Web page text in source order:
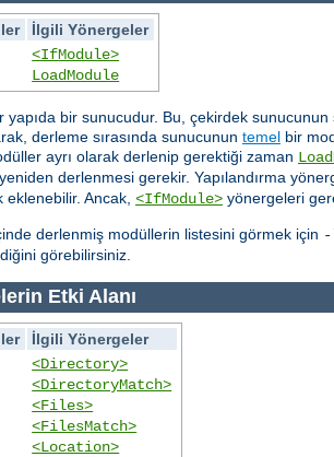
İlgili Yönergeler
<IfModule>
LoadModule
yapıda bir sunucudur. Bu, çekirdek
derleme sırasında sunucunun temel bir
ayrı olarak derlenip gerektiği zaman
derlenmesi gerekir. Yapılandırma
eklenebilir. Ancak, <IfModule> yönergeleri
derlenmiş modüllerin listesini görmek için
görebilirsiniz.
Etki Alanı
İlgili Yönergeler
<Directory>
<DirectoryMatch>
<Files>
<FilesMatch>
<Location>